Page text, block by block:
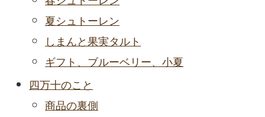
夏シュトーレン
しまんと果実タルト
ギフト、ブルーベリー、小夏
四万十のこと
商品の裏側